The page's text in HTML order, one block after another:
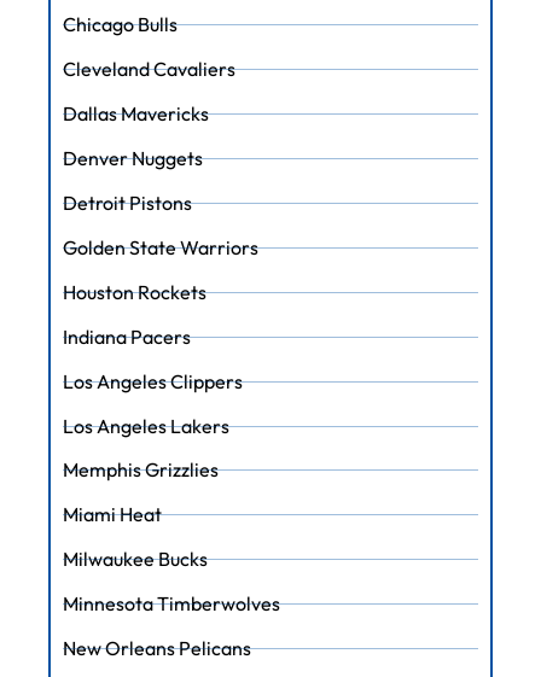
Chicago Bulls
Cleveland Cavaliers
Dallas Mavericks
Denver Nuggets
Detroit Pistons
Golden State Warriors
Houston Rockets
Indiana Pacers
Los Angeles Clippers
Los Angeles Lakers
Memphis Grizzlies
Miami Heat
Milwaukee Bucks
Minnesota Timberwolves
New Orleans Pelicans